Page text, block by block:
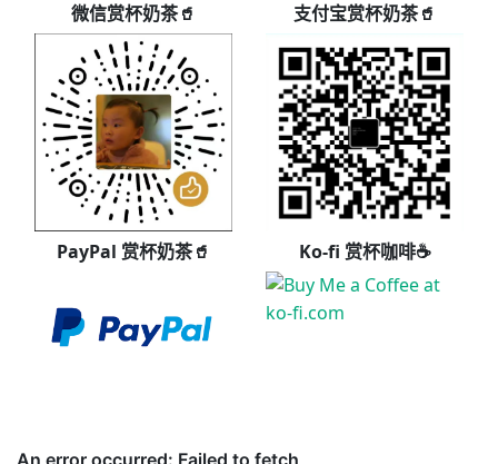
微信赏杯奶茶🥤 支付宝赏杯奶茶🥤
PayPal 赏杯奶茶🥤 Ko-fi 赏杯咖啡☕